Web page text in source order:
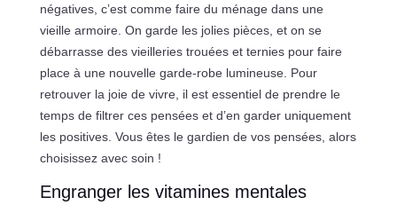
négatives, c’est comme faire du ménage dans une
vieille armoire. On garde les jolies pièces, et on se
débarrasse des vieilleries trouées et ternies pour faire
place à une nouvelle garde-robe lumineuse. Pour
retrouver la joie de vivre, il est essentiel de prendre le
temps de filtrer ces pensées et d’en garder uniquement
les positives. Vous êtes le gardien de vos pensées, alors
choisissez avec soin !
Engranger les vitamines mentales